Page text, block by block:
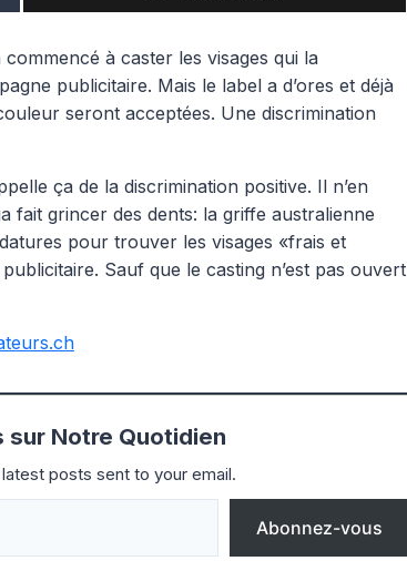
à caster les visages qui la
publicitaire. Mais le label a d’ores et déjà
seront acceptées. Une discrimination
ça de la discrimination positive. Il n’en
fait grincer des dents: la griffe australienne
pour trouver les visages «frais et
Sauf que le casting n’est pas ouvert
sur Notre Quotidien
posts sent to your email.
Abonnez-vous